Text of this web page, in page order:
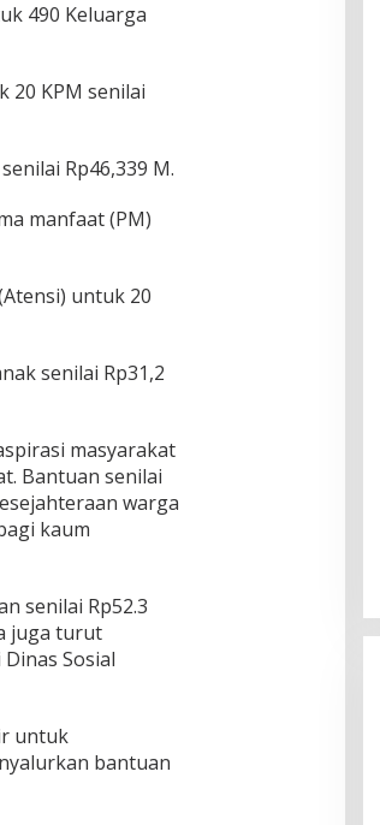
490 Keluarga
20 KPM senilai
Rp46,339 M.
manfaat (PM)
untuk 20
senilai Rp31,2
masyarakat
Bantuan senilai
warga
kaum
senilai Rp52.3
juga turut
Sosial
untuk
bantuan